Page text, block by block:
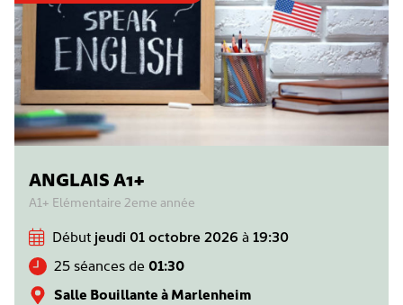
ANGLAIS A1+
A1+ Elémentaire 2eme année
Début jeudi 01 octobre 2026 à 19:30
25 séances de 01:30
Salle Bouillante à Marlenheim